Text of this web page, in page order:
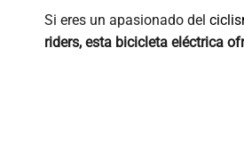
Si eres un apasionado del
riders, esta bicicleta eléctrica